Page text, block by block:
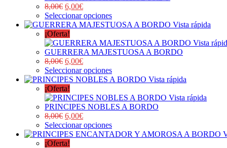
8,00€ 6,00€
Seleccionar opciones
Vista rápida
¡Oferta!
Vista
GUERRERA MAJESTUOSA A BORDO
8,00€ 6,00€
Seleccionar opciones
Vista rápida
¡Oferta!
Vista rápida
PRINCIPES NOBLES A BORDO
8,00€ 6,00€
Seleccionar opciones
¡Oferta!